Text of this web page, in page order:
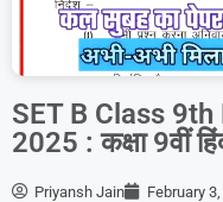
SET B Class
2025 : कक्षा 9वीं
Priyansh Jain February